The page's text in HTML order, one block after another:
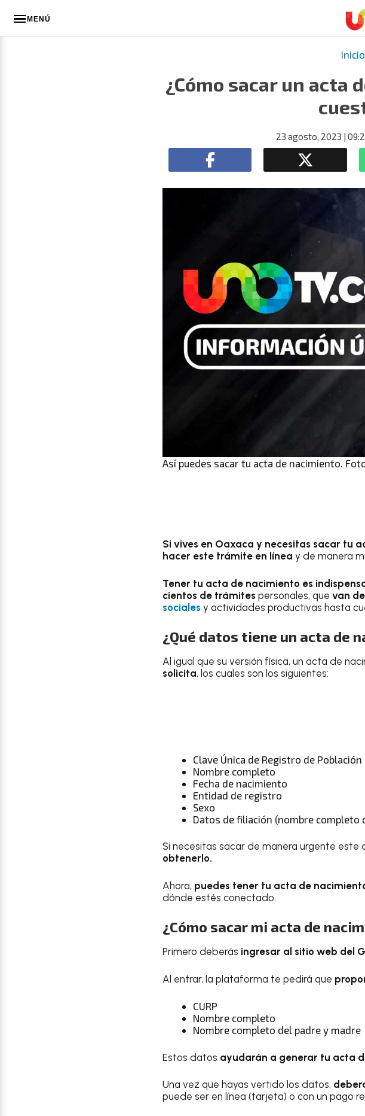
MENÚ
Inicio
¿Cómo sacar un acta
23 agosto, 2023 |
Así puedes sacar tu acta de nacimiento.
Si vives en Oaxaca y necesitas sacar tu
hacer este trámite en línea y de manera
Tener tu acta de nacimiento es
cientos de trámites personales, que van
sociales y actividades productivas hasta
¿Qué datos tiene un acta de
Al igual que su versión física, un acta de
solicita, los cuales son los siguientes:
Clave Única de Registro de Población
Nombre completo
Fecha de nacimiento
Entidad de registro
Sexo
Datos de filiación (nombre completo
Si necesitas sacar de manera urgente este
obtenerlo.
Ahora, puedes tener tu acta de
dónde estés conectado.
¿Cómo sacar mi acta de
Primero deberás ingresar al sitio web del
Al entrar, la plataforma te pedirá que
CURP
Nombre completo
Nombre completo del padre y madre
Estos datos ayudarán a generar tu acta
Una vez que hayas vertido los datos,
puede ser en línea (tarjeta) o con un pago